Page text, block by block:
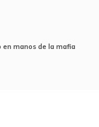
manos de la mafia